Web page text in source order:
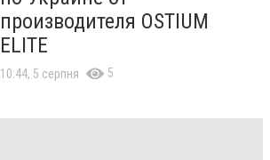
производителя OSTIUM
ELITE
10:44, 5 серпня 5